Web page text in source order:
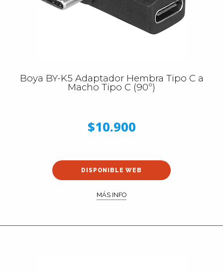
Boya BY-K5 Adaptador Hembra Tipo C a
Macho Tipo C (90º)
$10.900
DISPONIBLE WEB
MÁS INFO